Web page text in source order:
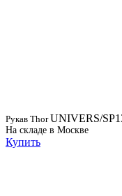
Рукав ThorUNIVERS/
На складе в Москве
Купить